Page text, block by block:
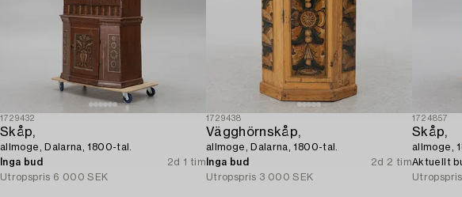
1729432
Skåp,
allmoge, Dalarna, 1800-tal.
Inga bud
2d 1 tim
Utropspris 6 000 SEK
1729438
Vägghörnskåp,
allmoge, Dalarna, 1800-tal.
Inga bud
2d 2 tim
Utropspris 3 000 SEK
1724857
Skåp,
allmoge,
Aktuellt
Utropspris